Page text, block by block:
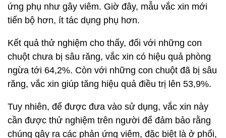
ứng phụ như gây viêm. Giờ đây, mẫu vắc xin mới
tiến bộ hơn, ít tác dụng phụ hơn.
Kết quả thử nghiệm cho thấy, đối với những con
chuột chưa bị sâu răng, vắc xin có hiệu quả phòng
ngừa tới 64,2%. Còn với những con chuột đã bị sâu
răng, vắc xin giúp tăng hiệu quả điều trị lên 53,9%.
Tuy nhiên, để được đưa vào sử dụng, vắc xin này
cần được thử nghiệm trên người để đảm bảo rằng
chúng gây ra các phản ứng viêm, đặc biệt là ở phổi,